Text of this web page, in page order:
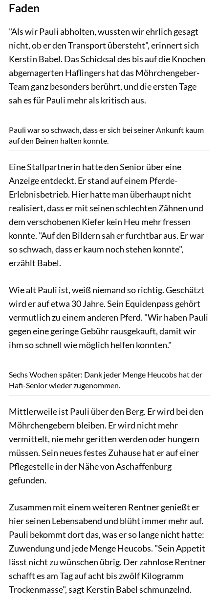
Faden
"Als wir Pauli abholten, wussten wir ehrlich gesagt
nicht, ob er den Transport übersteht", erinnert sich
Kerstin Babel. Das Schicksal des bis auf die Knochen
abgemagerten Haflingers hat das Möhrchengeber-
Team ganz besonders berührt, und die ersten Tage
sah es für Pauli mehr als kritisch aus.
Pauli war so schwach, dass er sich bei seiner Ankunft kaum
auf den Beinen halten konnte.
Eine Stallpartnerin hatte den Senior über eine
Anzeige entdeckt. Er stand auf einem Pferde-
Erlebnisbetrieb. Hier hatte man überhaupt nicht
realisiert, dass er mit seinen schlechten Zähnen und
dem verschobenen Kiefer kein Heu mehr fressen
konnte. "Auf den Bildern sah er furchtbar aus. Er war
so schwach, dass er kaum noch stehen konnte",
erzählt Babel.
Wie alt Pauli ist, weiß niemand so richtig. Geschätzt
wird er auf etwa 30 Jahre. Sein Equidenpass gehört
vermutlich zu einem anderen Pferd. "Wir haben Pauli
gegen eine geringe Gebühr rausgekauft, damit wir
ihm so schnell wie möglich helfen konnten."
Sechs Wochen später: Dank jeder Menge Heucobs hat der
Hafi-Senior wieder zugenommen.
Mittlerweile ist Pauli über den Berg. Er wird bei den
Möhrchengebern bleiben. Er wird nicht mehr
vermittelt, nie mehr geritten werden oder hungern
müssen. Sein neues festes Zuhause hat er auf einer
Pflegestelle in der Nähe von Aschaffenburg
gefunden.
Zusammen mit einem weiteren Rentner genießt er
hier seinen Lebensabend und blüht immer mehr auf.
Pauli bekommt dort das, was er so lange nicht hatte:
Zuwendung und jede Menge Heucobs. "Sein Appetit
lässt nicht zu wünschen übrig. Der zahnlose Rentner
schafft es am Tag auf acht bis zwölf Kilogramm
Trockenmasse", sagt Kerstin Babel schmunzelnd.